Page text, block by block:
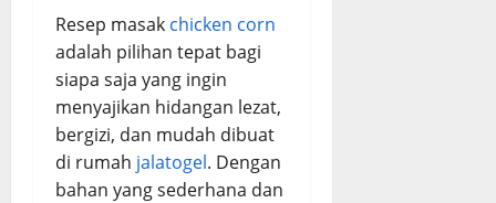
Resep masak chicken corn
adalah pilihan tepat bagi
siapa saja yang ingin
menyajikan hidangan lezat,
bergizi, dan mudah dibuat
di rumah jalatogel. Dengan
bahan yang sederhana dan